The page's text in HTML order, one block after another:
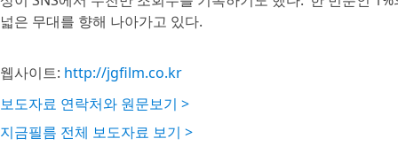
넓은 무대를 향해 나아가고 있다.
웹사이트: http://jgfilm.co.kr
보도자료 연락처와 원문보기 >
지금필름 전체 보도자료 보기 >